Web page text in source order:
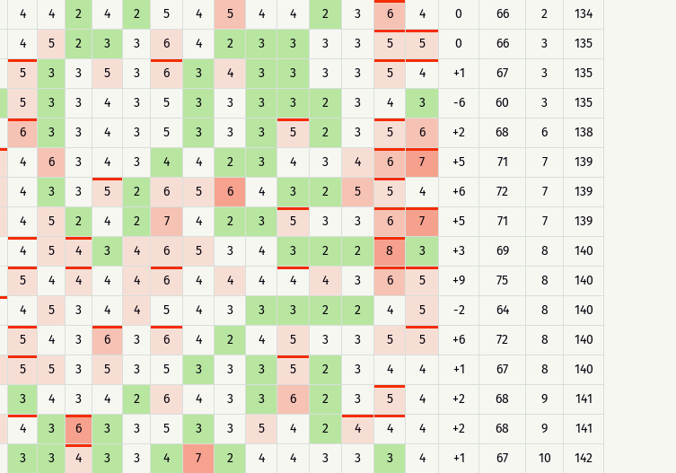
4 4 2 4 2 5 4 5 4 4 2 3 6 4 0 66 2
134
4 5 2 3 3 6 4 2 3 3 3 3 5 5 0 66 3
135
5 3 3 5 3 6 3 4 3 3 3 3 5 4 +1 67 3
135
5 3 3 4 3 5 3 3 3 3 2 3 4 3 -6 60 3
135
6 3 3 4 3 5 3 3 3 5 2 3 5 6 +2 68 6
138
4 6 3 4 3 4 4 2 3 4 3 4 6 7 +5 71 7
139
4 3 3 5 2 6 5 6 4 3 2 5 5 4 +6 72 7
139
4 5 2 4 2 7 4 2 3 5 3 3 6 7 +5 71 7
139
4 5 4 3 4 6 5 3 4 3 2 2 8 3 +3 69 8
140
5 4 4 4 4 6 4 4 4 4 4 3 6 5 +9 75 8
140
4 5 3 4 4 5 4 3 3 3 2 2 4 5 -2 64 8
140
5 4 3 6 3 6 4 2 4 5 3 3 5 5 +6 72 8
140
5 5 3 5 3 5 3 3 3 5 2 3 4 4 +1 67 8
140
3 4 3 4 2 6 4 3 3 6 2 3 5 4 +2 68 9
141
4 3 6 3 3 5 3 3 5 4 2 4 4 4 +2 68 9
141
3 3 4 3 3 4 7 2 4 4 3 3 3 4 +1 67 10
142